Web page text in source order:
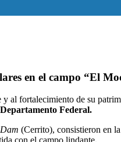
en el campo “El
al fortalecimiento de su
Federal.
(Cerrito), consistieron en